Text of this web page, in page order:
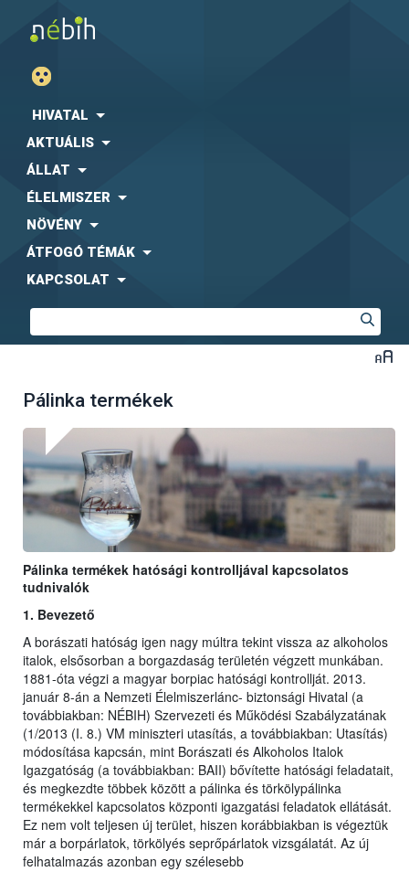
HIVATAL
AKTUÁLIS
ÁLLAT
ÉLELMISZER
NÖVÉNY
ÁTFOGÓ TÉMÁK
KAPCSOLAT
Pálinka termékek
Pálinka termékek hatósági kontrolljával kapcsolatos
tudnivalók
1. Bevezető
A borászati hatóság igen nagy múltra tekint vissza az alkoholos
italok, elsősorban a borgazdaság területén végzett munkában.
1881-óta végzi a magyar borpiac hatósági kontrollját. 2013.
január 8-án a Nemzeti Élelmiszerlánc- biztonsági Hivatal (a
továbbiakban: NÉBIH) Szervezeti és Működési Szabályzatának
(1/2013 (I. 8.) VM miniszteri utasítás, a továbbiakban: Utasítás)
módosítása kapcsán, mint Borászati és Alkoholos Italok
Igazgatóság (a továbbiakban: BAII) bővítette hatósági feladatait,
és megkezdte többek között a pálinka és törkölypálinka
termékekkel kapcsolatos központi igazgatási feladatok ellátását.
Ez nem volt teljesen új terület, hiszen korábbiakban is végeztük
már a borpárlatok, törkölyés seprőpárlatok vizsgálatát. Az új
felhatalmazás azonban egy szélesebb